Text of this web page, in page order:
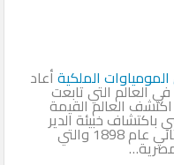
الملكيةأعاد
العالم التي تابعت
العالم القيمة
باكتشاف خبيئة الدير
البحري عام 1881 ، وخبيئة أمنحتب الثاني عام 1898 والتي